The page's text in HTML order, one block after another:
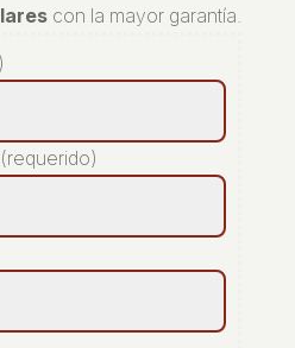
con la mayor garantía.